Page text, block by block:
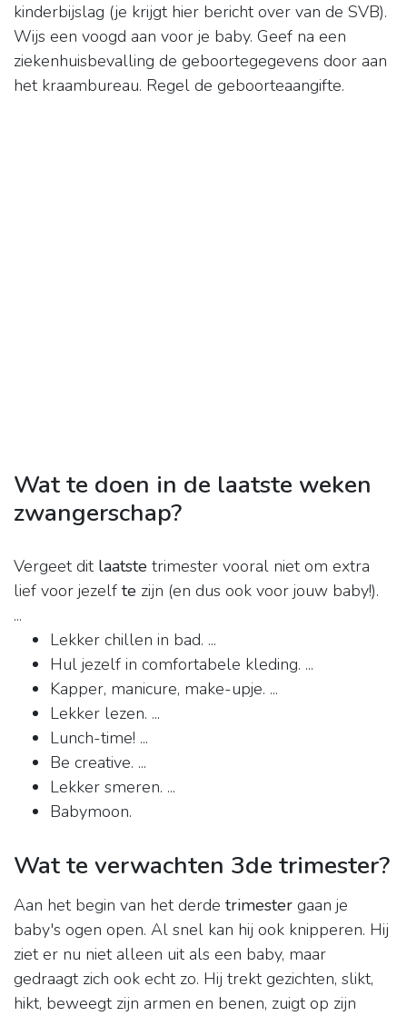
kinderbijslag (je krijgt hier bericht over van de SVB).
Wijs een voogd aan voor je baby. Geef na een
ziekenhuisbevalling de geboortegegevens door aan
het kraambureau. Regel de geboorteaangifte.
Wat te doen in de laatste weken
zwangerschap?
Vergeet dit laatste trimester vooral niet om extra
lief voor jezelf te zijn (en dus ook voor jouw baby!).
...
Lekker chillen in bad. ...
Hul jezelf in comfortabele kleding. ...
Kapper, manicure, make-upje. ...
Lekker lezen. ...
Lunch-time! ...
Be creative. ...
Lekker smeren. ...
Babymoon.
Wat te verwachten 3de trimester?
Aan het begin van het derde trimester gaan je
baby's ogen open. Al snel kan hij ook knipperen. Hij
ziet er nu niet alleen uit als een baby, maar
gedraagt zich ook echt zo. Hij trekt gezichten, slikt,
hikt, beweegt zijn armen en benen, zuigt op zijn